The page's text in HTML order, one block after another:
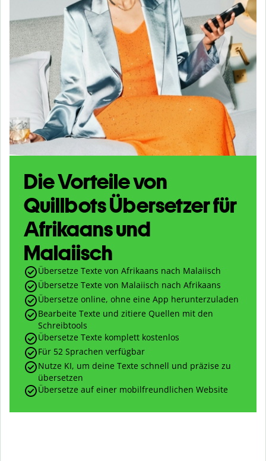
Die Vorteile von
Quillbots Übersetzer für
Afrikaans und
Malaiisch
Übersetze Texte von Afrikaans nach Malaiisch
Übersetze Texte von Malaiisch nach Afrikaans
Übersetze online, ohne eine App herunterzuladen
Bearbeite Texte und zitiere Quellen mit den
Schreibtools
Übersetze Texte komplett kostenlos
Für 52 Sprachen verfügbar
Nutze KI, um deine Texte schnell und präzise zu
übersetzen
Übersetze auf einer mobilfreundlichen Website